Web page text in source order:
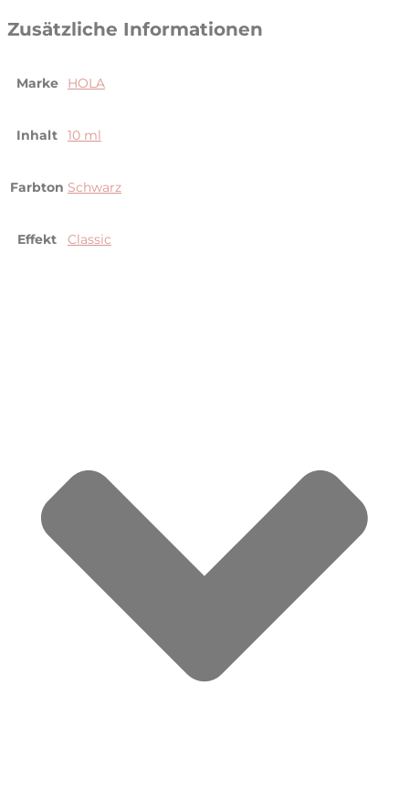
Zusätzliche Informationen
Marke HOLA
Inhalt 10 ml
Farbton Schwarz
Effekt Classic